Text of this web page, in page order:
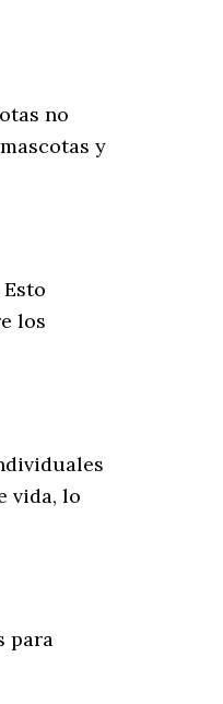
no
y
Esto
los
vida, lo
para